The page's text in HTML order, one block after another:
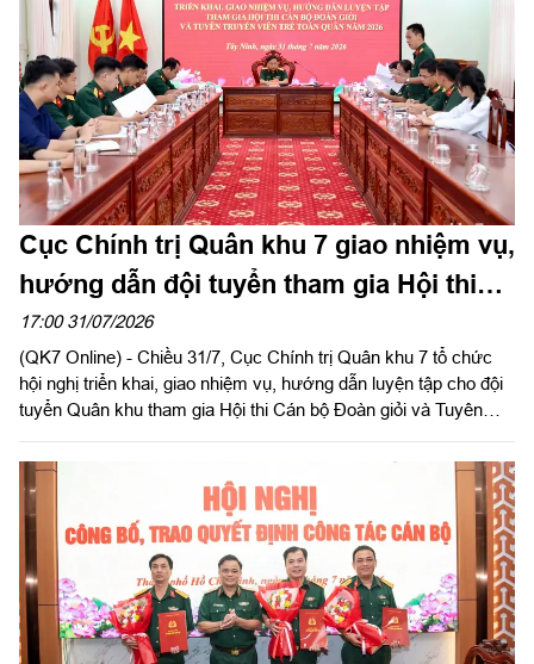
khen của đồng chí Chính ủy Quân khu 7.
Cục Chính trị Quân khu 7 giao nhiệm vụ,
hướng dẫn đội tuyển tham gia Hội thi
Cán bộ Đoàn giỏi và Tuyên truyền viên
trẻ toàn quân năm 2026
17:00 31/07/2026
(QK7 Online) - Chiều 31/7, Cục Chính trị Quân khu 7 tổ chức
hội nghị triển khai, giao nhiệm vụ, hướng dẫn luyện tập cho đội
tuyển Quân khu tham gia Hội thi Cán bộ Đoàn giỏi và Tuyên
Phó Chủ nhiệm Chính trị Quân khu chủ trì hội nghị.